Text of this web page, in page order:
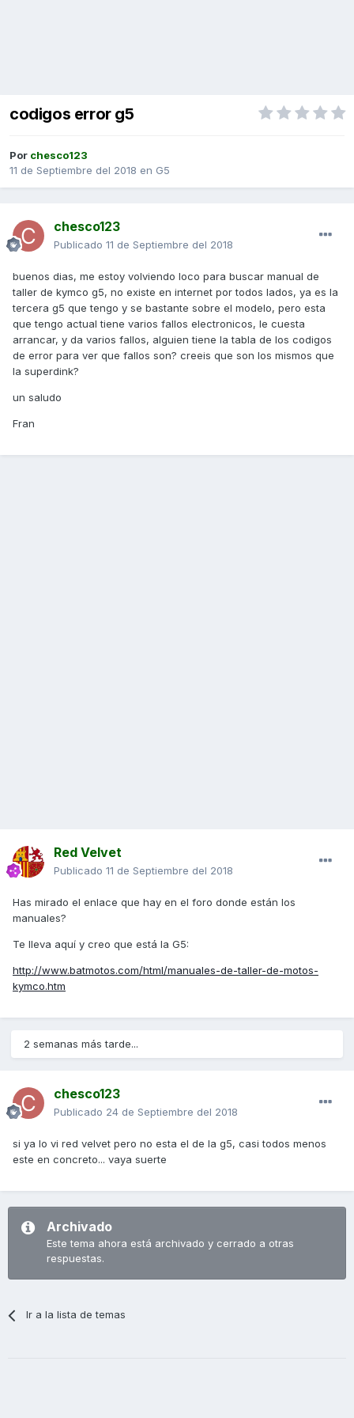
codigos error g5
Por chesco123
11 de Septiembre del 2018 en G5
chesco123
Publicado 11 de Septiembre del 2018
buenos dias, me estoy volviendo loco para buscar manual de
taller de kymco g5, no existe en internet por todos lados, ya es la
tercera g5 que tengo y se bastante sobre el modelo, pero esta
que tengo actual tiene varios fallos electronicos, le cuesta
arrancar, y da varios fallos, alguien tiene la tabla de los codigos
de error para ver que fallos son? creeis que son los mismos que
la superdink?
un saludo
Fran
Red Velvet
Publicado 11 de Septiembre del 2018
Has mirado el enlace que hay en el foro donde están los
manuales?
Te lleva aquí y creo que está la G5:
http://www.batmotos.com/html/manuales-de-taller-de-motos-
kymco.htm
2 semanas más tarde...
chesco123
Publicado 24 de Septiembre del 2018
si ya lo vi red velvet pero no esta el de la g5, casi todos menos
este en concreto... vaya suerte
Archivado
Este tema ahora está archivado y cerrado a otras
respuestas.
Ir a la lista de temas